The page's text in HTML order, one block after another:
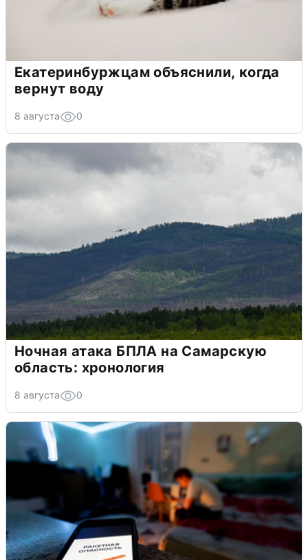
Екатеринбуржцам объяснили, когда
вернут воду
8 августа 0
Ночная атака БПЛА на Самарскую
область: хронология
8 августа 0